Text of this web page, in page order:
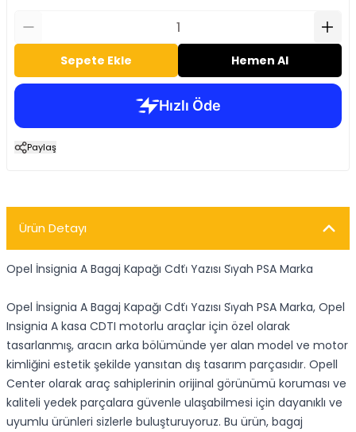
Sepete Ekle Hemen Al
Paylaş
Ürün Detayı
Opel İnsignia A Bagaj Kapağı Cdti̇ Yazısı Si̇yah PSA Marka
Opel İnsignia A Bagaj Kapağı Cdti̇ Yazısı Si̇yah PSA Marka, Opel
Insignia A kasa CDTI motorlu araçlar için özel olarak
tasarlanmış, aracın arka bölümünde yer alan model ve motor
kimliğini estetik şekilde yansıtan dış tasarım parçasıdır. Opell
Center olarak araç sahiplerinin orijinal görünümü koruması ve
kaliteli yedek parçalara güvenle ulaşabilmesi için dayanıklı ve
uyumlu ürünleri sizlerle buluşturuyoruz. Bu ürün, bagaj